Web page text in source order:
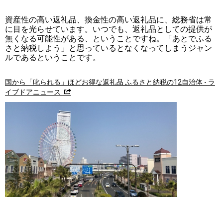
資産性の高い返礼品、換金性の高い返礼品に、総務省は常
に目を光らせています。いつでも、返礼品としての提供が
無くなる可能性がある、ということですね。「あとでふる
さと納税しよう」と思っているとなくなってしまうジャン
ルであるということです。
国から「叱られる」ほどお得な返礼品 ふるさと納税の12自治体 - ラ
イブドアニュース